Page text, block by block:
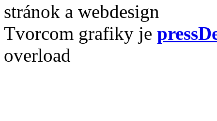
stránok a webdesign
Tvorcom grafiky je
overload